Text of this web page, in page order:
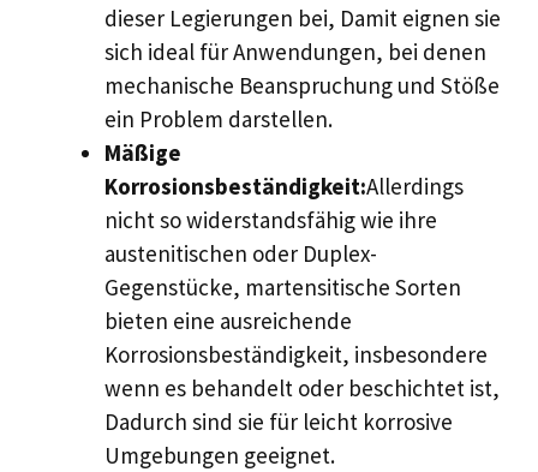
dieser Legierungen bei, Damit eignen sie
sich ideal für Anwendungen, bei denen
mechanische Beanspruchung und Stöße
ein Problem darstellen.
Mäßige
Korrosionsbeständigkeit:Allerdings
nicht so widerstandsfähig wie ihre
austenitischen oder Duplex-
Gegenstücke, martensitische Sorten
bieten eine ausreichende
Korrosionsbeständigkeit, insbesondere
wenn es behandelt oder beschichtet ist,
Dadurch sind sie für leicht korrosive
Umgebungen geeignet.